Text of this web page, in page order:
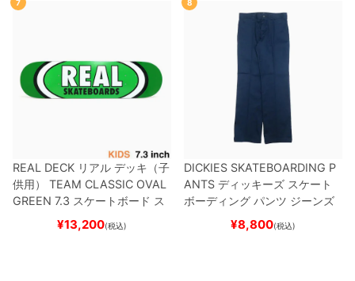
7
REAL DECK リアル デッキ（子
供用）
TEAM CLASSIC OVAL
GREEN 7.3 スケートボード ス
¥13,200(税込)
8
DICKIES SKATEBOARDING P
ANTS ディッキーズ スケート
ボーディング パンツ ジーンズ
SLIM FIT 30 LENGTH
スケートボード スケボ
¥8,800(税込)